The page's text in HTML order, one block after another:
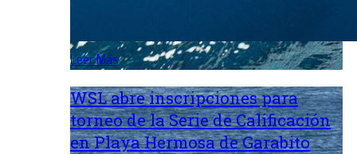
Leer Más
WSL abre inscripciones para
torneo de la Serie de Calificación
en Playa Hermosa de Garabito